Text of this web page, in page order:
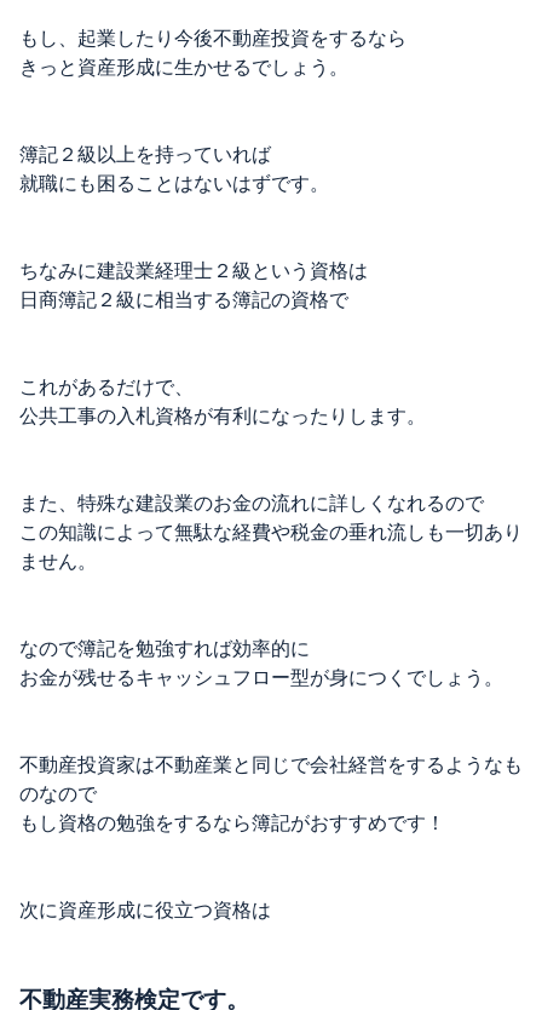
もし、起業したり今後不動産投資をするなら
きっと資産形成に生かせるでしょう。
簿記２級以上を持っていれば
就職にも困ることはないはずです。
ちなみに建設業経理士２級という資格は
日商簿記２級に相当する簿記の資格で
これがあるだけで、
公共工事の入札資格が有利になったりします。
また、特殊な建設業のお金の流れに詳しくなれるので
この知識によって無駄な経費や税金の垂れ流しも一切あり
ません。
なので簿記を勉強すれば効率的に
お金が残せるキャッシュフロー型が身につくでしょう。
不動産投資家は不動産業と同じで会社経営をするようなも
のなので
もし資格の勉強をするなら簿記がおすすめです！
次に資産形成に役立つ資格は
不動産実務検定です。